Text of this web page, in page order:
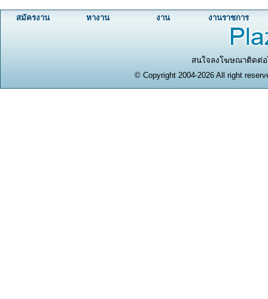
สมัครงาน หางาน งาน งานราชการ
สนใจลงโฆษณาติดต่อ
© Copyright 2004-2026 All right